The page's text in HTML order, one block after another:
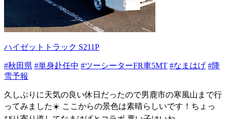
ハイゼットトラック S211P
#秋田県 #単身赴任中 #ツーシーターFR車5MT #なまはげ #降
雪予報
久しぶりに天気の良い休日だったので男鹿市の寒風山まで行
ってみました☀️ ここからの景色は素晴らしいです！ちょっ